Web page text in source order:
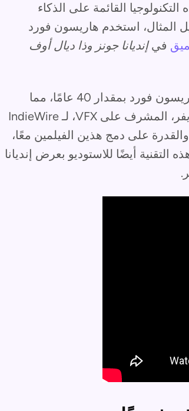
القائمة على الذكاء
المثال، استخدم هاريسون فورد
فيإنديانا جونز وذا ديال أوف
استخدم الاستوديو الذكاء الاصطناعي لتقليل عمر هاريسون فورد بمقدار 40 عامًا، مما
سمح له بلعب نسخة أصغر من نفسه. قال روبرت ويفر، المشرف على VFX، لـ IndieWire
على دمج هذين الفيلمين معًا،
أيضًا للاستوديو بعرض إنديانا